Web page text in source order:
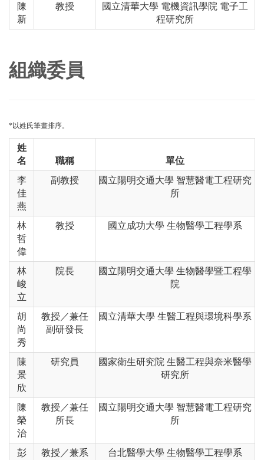
陳
新
教授
國立清華大學 電機資訊學院 電子工
程研究所
組織委員
*以姓氏筆畫排序。
姓
名
職稱
單位
李
佳
燕
副教授
國立陽明交通大學 智慧醫電工程研究
所
林
哲
偉
教授 國立成功大學 生物醫學工程學系
林
峻
立
院長
國立陽明交通大學 生物醫學暨工程學
院
胡
尚
秀
教授／兼任
副研發長
國立清華大學 生醫工程與環境科學系
陳
景
欣
研究員
國家衛生研究院 生醫工程與奈米醫學
研究所
陳
榮
治
教授／兼任
所長
國立陽明交通大學 智慧醫電工程研究
所
彭
教授 ／兼系
台北醫學大學 生物醫學工程學系